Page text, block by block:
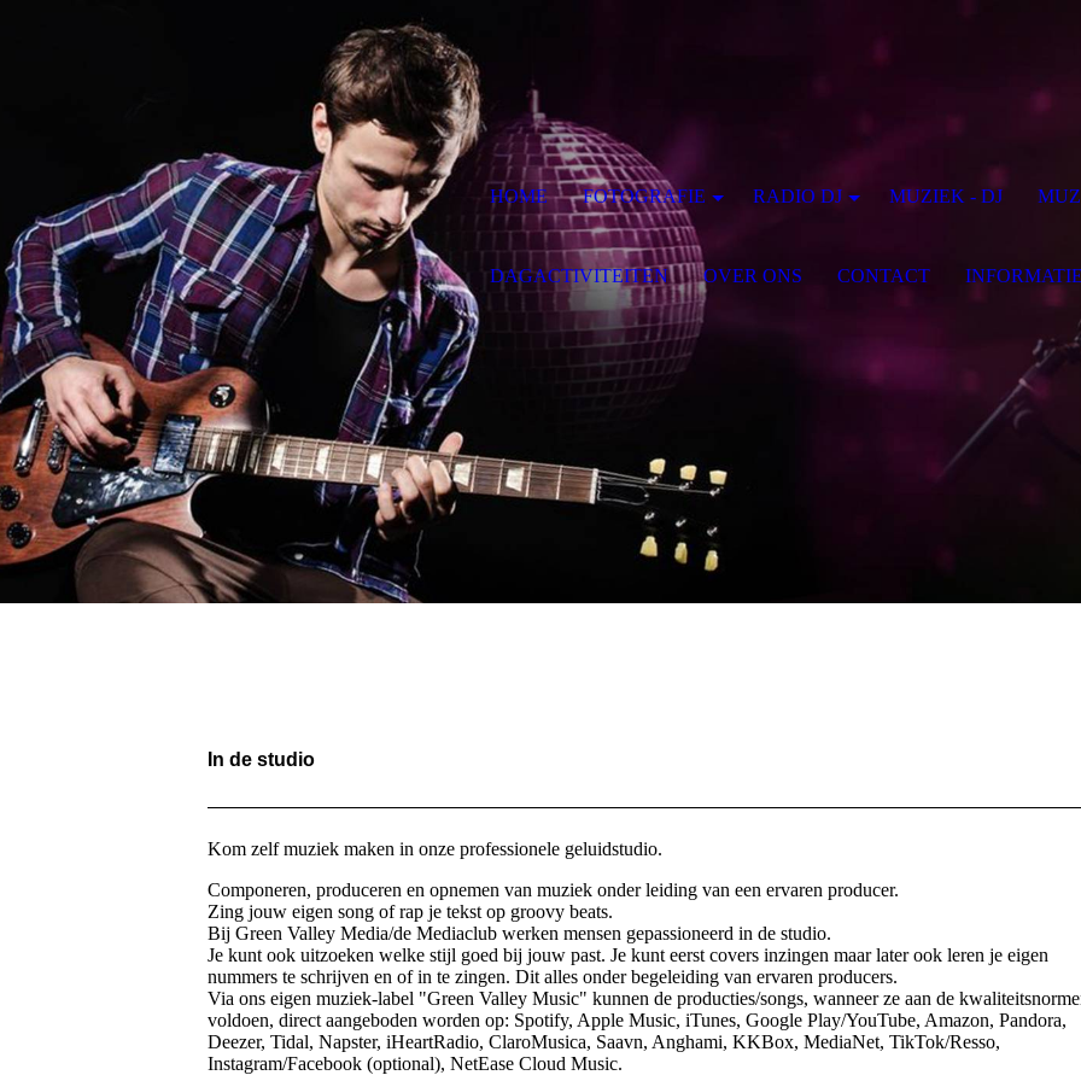
In de studio
Kom zelf muziek maken in onze professionele geluidstudio.
Componeren, produceren en opnemen van muziek onder leiding van een ervaren producer.
Zing jouw eigen song of rap je tekst op groovy beats.
Bij Green Valley Media/de Mediaclub werken mensen gepassioneerd in de studio.
Je kunt ook uitzoeken welke stijl goed bij jouw past. Je kunt eerst covers inzingen maar later ook leren je eigen
nummers te schrijven en of in te zingen. Dit alles onder begeleiding van ervaren producers.
Via ons eigen muziek-label "Green Valley Music" kunnen de producties/songs, wanneer ze aan de
voldoen, direct aangeboden worden op: Spotify, Apple Music, iTunes, Google Play/YouTube, Amazon, Pandora,
Deezer, Tidal, Napster, iHeartRadio, ClaroMusica, Saavn, Anghami, KKBox, MediaNet, TikTok/Resso,
Instagram/Facebook (optional), NetEase Cloud Music.
HOME FOTOGRAFIE RADIO DJ MUZIEK - DJ
DAGACTIVITEITEN OVER ONS CONTACT